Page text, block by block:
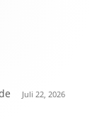
Juli 22, 2026